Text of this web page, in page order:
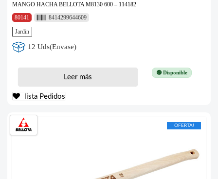
MANGO HACHA BELLOTA M8130 600 – 114182
80141
8414299644609
Jardin
12 Uds(Envase)
🟢 Disponible
Leer más
lista Pedidos
OFERTA!